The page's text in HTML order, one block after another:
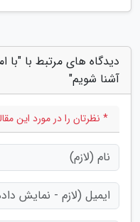
دیدگاه های مرتبط با
آشنا شویم"
* نظرتان را در مورد این